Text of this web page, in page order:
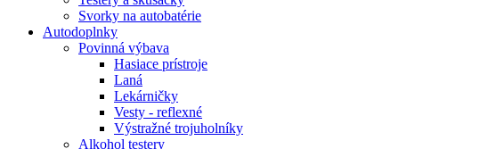
Svorky na autobatérie
Autodoplnky
Povinná výbava
Hasiace prístroje
Laná
Lekárničky
Vesty - reflexné
Výstražné trojuholníky
Alkohol testery